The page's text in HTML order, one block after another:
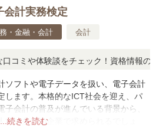
会計実務検定
・金融・会計 会計
や体験談をチェック！資格情報の下か
...続きを読む
ソフトや電子データを扱い、電子会計
します。本格的なICT社会を迎え、パ
子会計の普及が進んでいる背景から、
材は多くの企業で求められるでしょ